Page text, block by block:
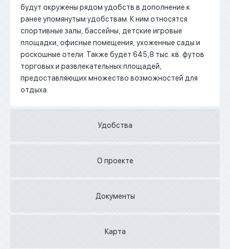
будут окружены рядом удобств в дополнение к
ранее упомянутым удобствам. К ним относятся
спортивные залы, бассейны, детские игровые
площадки, офисные помещения, ухоженные сады и
роскошные отели. Также будет 645,8 тыс. кв. футов
торговых и развлекательных площадей,
предоставляющих множество возможностей для
отдыха.
Удобства
О проекте
Документы
Карта